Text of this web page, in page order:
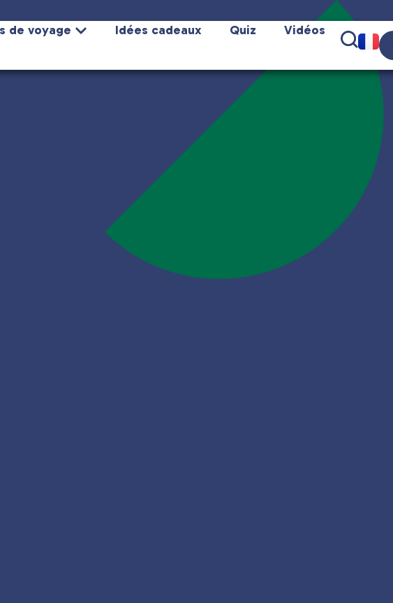
de voyage Idées cadeaux Quiz Vidéos